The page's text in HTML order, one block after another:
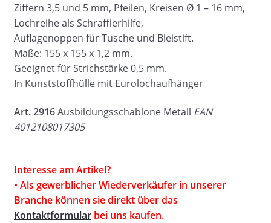
Ziffern 3,5 und 5 mm, Pfeilen, Kreisen Ø 1 – 16 mm,
Lochreihe als Schraffierhilfe,
Auflagenoppen für Tusche und Bleistift.
Maße: 155 x 155 x 1,2 mm.
Geeignet für Strichstärke 0,5 mm.
In Kunststoffhülle mit Eurolochaufhänger
Art. 2916Ausbildungsschablone Metall EAN
4012108017305
Interesse am Artikel?
• Als gewerblicher Wiederverkäufer in unserer
Branche können sie direkt über das
Kontaktformularbei uns kaufen.